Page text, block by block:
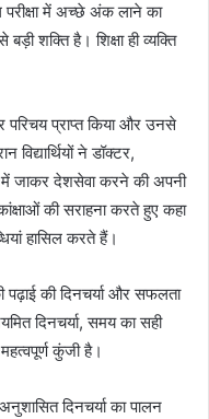
में अच्छे अंक लाने का
शक्ति है। शिक्षा ही व्यक्ति
परिचय प्राप्त किया और उनसे
विद्यार्थियों ने डॉक्टर,
जाकर देशसेवा करने की अपनी
की सराहना करते हुए कहा
हासिल करते हैं।
पढ़ाई की दिनचर्या और सफलता
दिनचर्या, समय का सही
कुंजी है।
दिनचर्या का पालन